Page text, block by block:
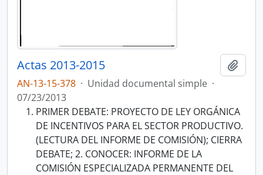
Actas 2013-2015
AN-13-15-378 · Unidad documental simple ·
07/23/2013
PRIMER DEBATE: PROYECTO DE LEY ORGÁNICA
DE INCENTIVOS PARA EL SECTOR PRODUCTIVO.
(LECTURA DEL INFORME DE COMISIÓN); CIERRA
DEBATE; 2. CONOCER: INFORME DE LA
COMISIÓN ESPECIALIZADA PERMANENTE DEL